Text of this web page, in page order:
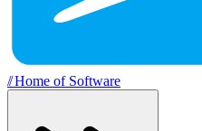
//Home of Software